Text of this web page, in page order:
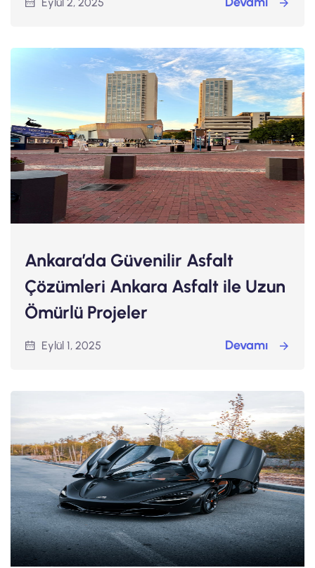
Ankara’da Güvenilir Asfalt
Çözümleri Ankara Asfalt ile Uzun
Ömürlü Projeler
Eylül 1, 2025 Devamı